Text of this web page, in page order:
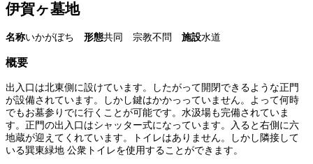
伊賀ヶ墓地
名称いかがぼち 形態共同 宗教不問 施設水道
概要
出入口は北東側に設けています。したがって開閉できるような正門
が設備されています。しかし鍵はかかっっていません。よって何時
でもお墓参りでに行くことが可能です。水汲場も完備されていま
す。正門の出入口はシャッター式になっています。入ると右側に六
地蔵が迎えてくれています。トイレはありません。しかし隣接して
いる巽東緑地 公衆トイレを使用することができます。